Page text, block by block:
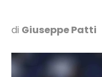
di Giuseppe Patti